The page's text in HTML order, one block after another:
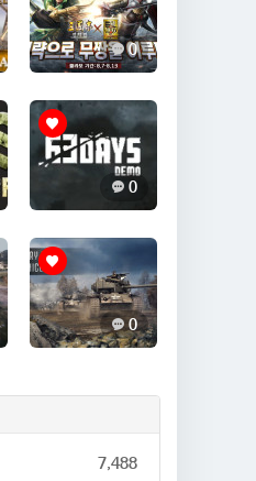
0
0
0
7,488